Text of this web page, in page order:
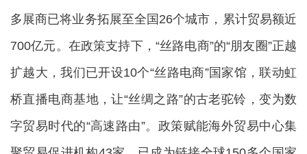
多展商已将业务拓展至全国26个城市，累计贸易额近
700亿元。在政策支持下，“丝路电商”的“朋友圈”正越
扩越大，我们已开设10个“丝路电商”国家馆，联动虹
桥直播电商基地，让“丝绸之路”的古老驼铃，变为数
字贸易时代的“高速路由”。政策赋能海外贸易中心集